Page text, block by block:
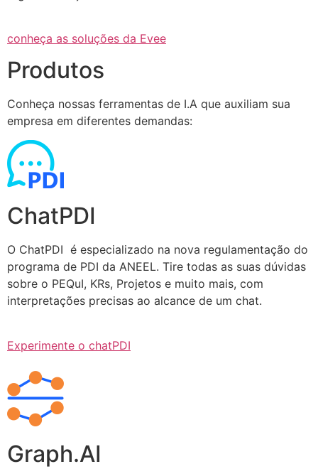
conheça as soluções da Evee
Produtos
Conheça nossas ferramentas de I.A que auxiliam sua
empresa em diferentes demandas:
ChatPDI
O ChatPDI é especializado na nova regulamentação do
programa de PDI da ANEEL. Tire todas as suas dúvidas
sobre o PEQuI, KRs, Projetos e muito mais, com
interpretações precisas ao alcance de um chat.
Experimente o chatPDI
Graph.AI